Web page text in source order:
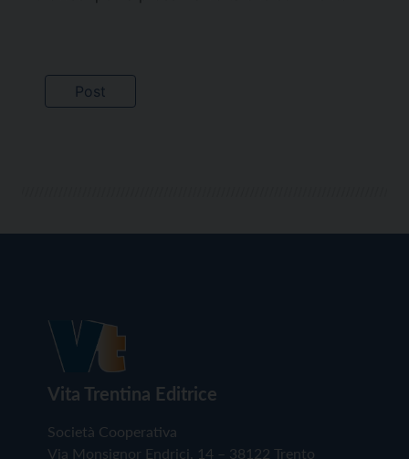
Vita Trentina Editrice
Società Cooperativa
Via Monsignor Endrici, 14 – 38122 Trento